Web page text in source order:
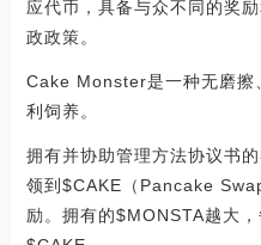
应代币，具备与众不同的奖
政政策。
Cake Monster是一种无磨擦
利饲养。
拥有并协助管理方法协议书
领到$CAKE（Pancake
励。拥有的$MONSTA越大